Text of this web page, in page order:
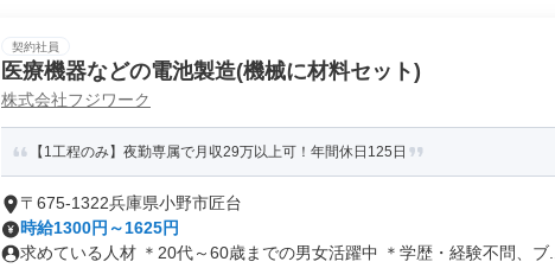
契約社員
医療機器などの電池製造(機械に材料セット)
株式会社フジワーク
【1工程のみ】夜勤専属で月収29万以上可！年間休日125日
〒675-1322兵庫県小野市匠台
時給1300円～1625円
求めている人材 ＊20代～60歳までの男女活躍中 ＊学歴・経験不問、ブ...